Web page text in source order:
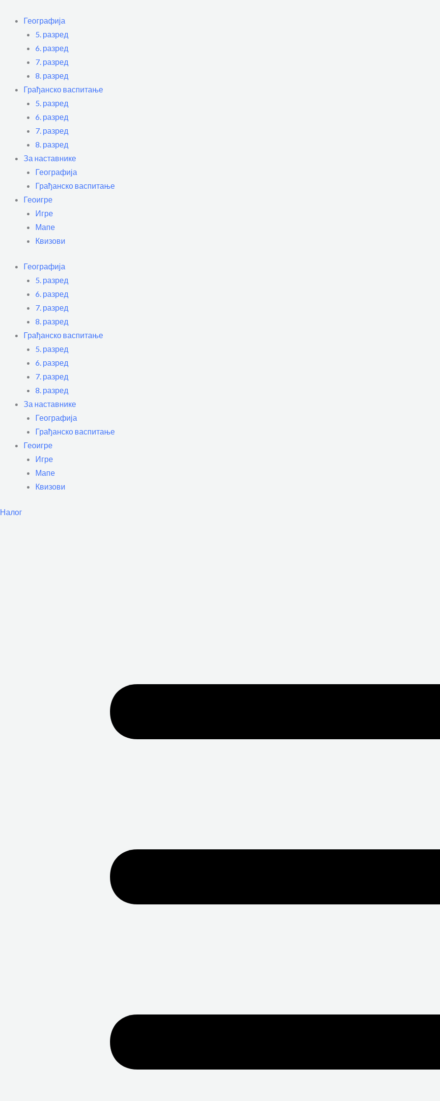
садржај
Географија
5. разред
6. разред
7. разред
8. разред
Грађанско васпитање
5. разред
6. разред
7. разред
8. разред
За наставнике
Географија
Грађанско васпитање
Геоигре
Игре
Мапе
Квизови
Географија
5. разред
6. разред
7. разред
8. разред
Грађанско васпитање
5. разред
6. разред
7. разред
8. разред
За наставнике
Географија
Грађанско васпитање
Геоигре
Игре
Мапе
Квизови
Налог
Menu